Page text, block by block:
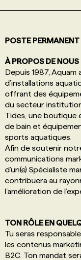
ANNONCEZ
POSTE
À PROPOS DE NOUS
Depuis 1987,
d’installations
offrant des
du secteur
Tides, une boutique
de bain et
sports aquatiques.
Afin de soutenir
communications
d’un(e) Spécialiste
contribuera au
l’amélioration de
TON RÔLE EN
Tu seras
les contenus
B2C. Ton mandat